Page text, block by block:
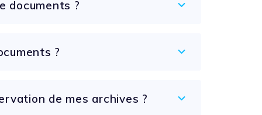
documents ?
?
de mes archives ?